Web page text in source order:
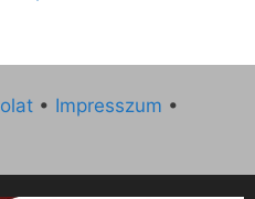
• Impresszum •